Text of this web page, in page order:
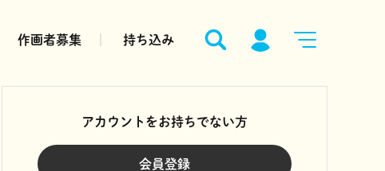
作画者募集 持ち込み
アカウントをお持ちでない方
会員登録